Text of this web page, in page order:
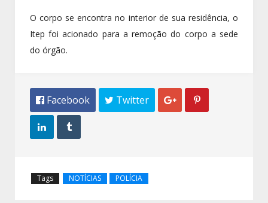
O corpo se encontra no interior de sua residência, o
Itep foi acionado para a remoção do corpo a sede
do órgão.
 Facebook  Twitter  
 
Tags NOTÍCIAS POLÍCIA